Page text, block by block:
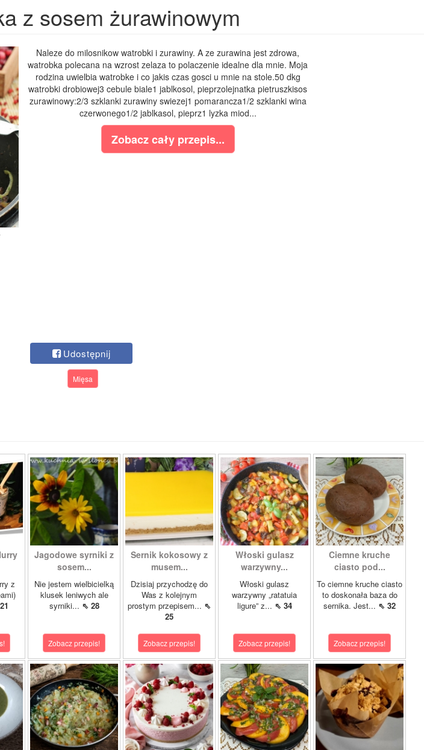
z sosem żurawinowym
Naleze do milosnikow watrobki i zurawiny. A ze zurawina jest zdrowa,
watrobka polecana na wzrost zelaza to polaczenie idealne dla mnie. Moja
rodzina uwielbia watrobke i co jakis czas gosci u mnie na stole.50 dkg
watrobki drobiowej3 cebule biale1 jablkosol, pieprzolejnatka pietruszkisos
zurawinowy:2/3 szklanki zurawiny swiezej1 pomarancza1/2 szklanki wina
czerwonego1/2 jablkasol, pieprz1 lyzka miod...
Zobacz cały przepis...
Udostępnij
Mięsa
z
Jagodowe syrniki z
sosem...
Nie jestem wielbicielką
klusek leniwych ale
syrniki... ⇖ 28
Zobacz przepis!
Sernik kokosowy z
musem...
Dzisiaj przychodzę do
Was z kolejnym
prostym przepisem... ⇖
25
Zobacz przepis!
Włoski gulasz
warzywny...
Włoski gulasz
warzywny „ratatuia
ligure” z... ⇖ 34
Zobacz przepis!
Ciemne kruche
ciasto pod...
To ciemne kruche ciasto
to doskonała baza do
sernika. Jest... ⇖ 32
Zobacz przepis!